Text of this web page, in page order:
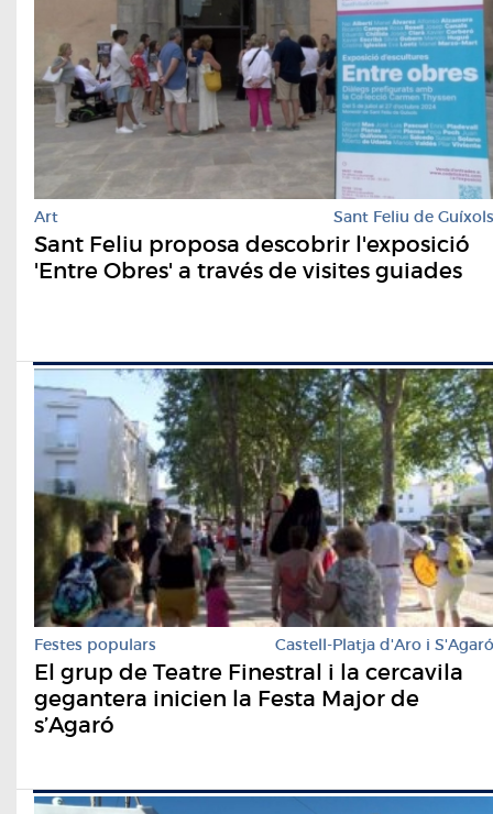
Art Sant Feliu de Guíxols
Sant Feliu proposa descobrir l'exposició
'Entre Obres' a través de visites guiades
Festes populars Castell-Platja d'Aro i S'Agaró
El grup de Teatre Finestral i la cercavila
gegantera inicien la Festa Major de
s’Agaró